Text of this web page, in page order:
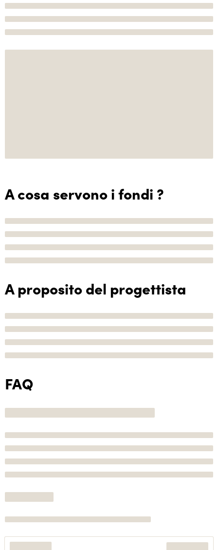
A cosa servono i fondi ?
A proposito del progettista
FAQ